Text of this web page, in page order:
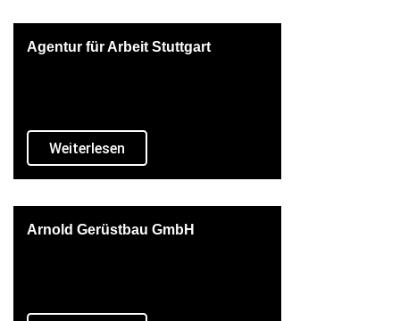
Agentur für Arbeit Stuttgart
Weiterlesen
Arnold Gerüstbau GmbH